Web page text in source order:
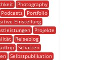
Photography
Podcasts
Portfolio
Einstellung
Projekte
Reiseblog
Schatten
Selbstpublikation